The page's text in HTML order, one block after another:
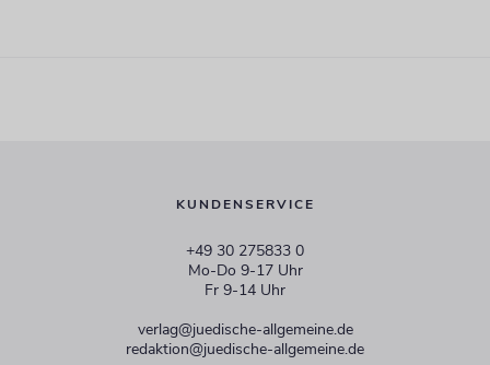
KUNDENSERVICE
+49 30 275833 0
Mo-Do 9-17 Uhr
Fr 9-14 Uhr
verlag@juedische-allgemeine.de
redaktion@juedische-allgemeine.de